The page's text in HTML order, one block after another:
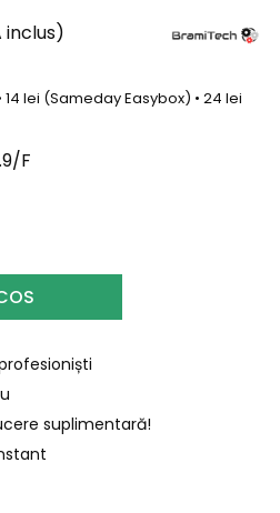
inclus)
lei (Sameday Easybox) • 24 lei
F
suplimentară!